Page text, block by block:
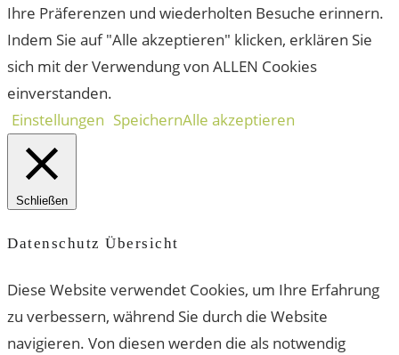
Ihre Präferenzen und wiederholten Besuche erinnern.
Indem Sie auf "Alle akzeptieren" klicken, erklären Sie
sich mit der Verwendung von ALLEN Cookies
einverstanden.
Einstellungen SpeichernAlle akzeptieren
Schließen
Datenschutz Übersicht
Diese Website verwendet Cookies, um Ihre Erfahrung
zu verbessern, während Sie durch die Website
navigieren. Von diesen werden die als notwendig